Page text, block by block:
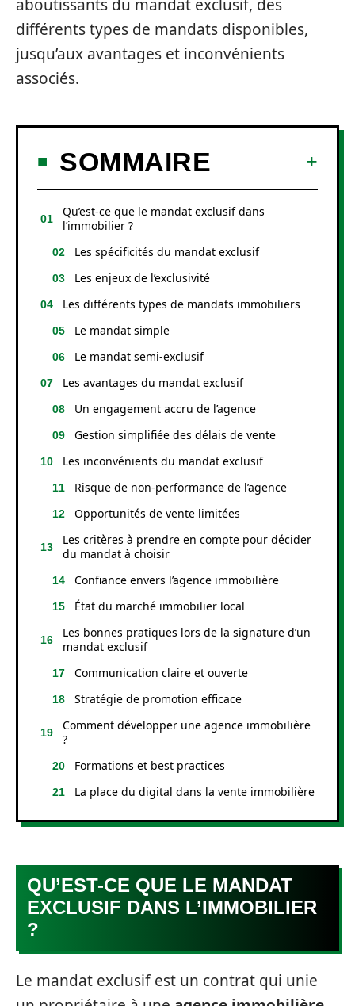
aboutissants du mandat exclusif, des
différents types de mandats disponibles,
jusqu’aux avantages et inconvénients
associés.
SOMMAIRE
Qu’est-ce que le mandat exclusif dans
l’immobilier ?
Les spécificités du mandat exclusif
Les enjeux de l’exclusivité
Les différents types de mandats immobiliers
Le mandat simple
Le mandat semi-exclusif
Les avantages du mandat exclusif
Un engagement accru de l’agence
Gestion simplifiée des délais de vente
Les inconvénients du mandat exclusif
Risque de non-performance de l’agence
Opportunités de vente limitées
Les critères à prendre en compte pour décider
du mandat à choisir
Confiance envers l’agence immobilière
État du marché immobilier local
Les bonnes pratiques lors de la signature d’un
mandat exclusif
Communication claire et ouverte
Stratégie de promotion efficace
Comment développer une agence immobilière
?
Formations et best practices
La place du digital dans la vente immobilière
QU’EST-CE QUE LE MANDAT
EXCLUSIF DANS L’IMMOBILIER
?
Le mandat exclusif est un contrat qui unie